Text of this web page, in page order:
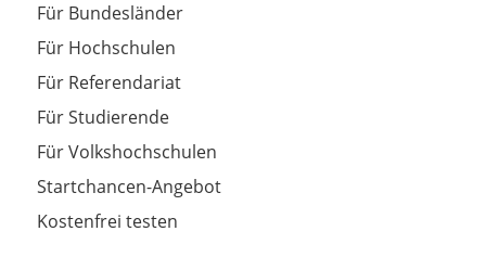
Für Bundesländer
Für Hochschulen
Für Referendariat
Für Studierende
Für Volkshochschulen
Startchancen-Angebot
Kostenfrei testen